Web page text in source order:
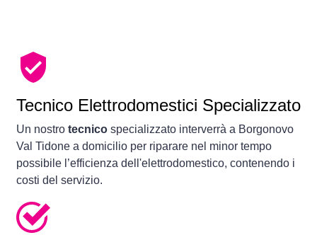
Tecnico Elettrodomestici Specializzato
Un nostro tecnico specializzato interverrà a Borgonovo
Val Tidone a domicilio per riparare nel minor tempo
possibile l’efficienza dell'elettrodomestico, contenendo i
costi del servizio.